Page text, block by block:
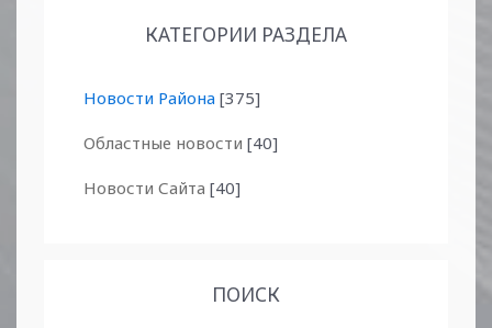
КАТЕГОРИИ РАЗДЕЛА
Новости Района [375]
Областные новости [40]
Новости Сайта [40]
ПОИСК